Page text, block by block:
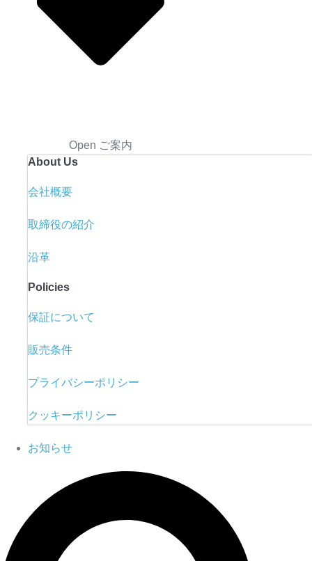
Open ご案内
About Us
会社概要
取締役の紹介
沿革
Policies
保証について
販売条件
プライバシーポリシー
クッキーポリシー
お知らせ